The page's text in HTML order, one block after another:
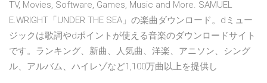
TV, Movies, Software, Games, Music and More. SAMUEL
E.WRIGHT「UNDER THE SEA」の楽曲ダウンロード。dミュー
ジックは歌詞やdポイントが使える音楽のダウンロードサイト
です。ランキング、新曲、人気曲、洋楽、アニソン、シング
ル、アルバム、ハイレゾなど1,100万曲以上を提供し